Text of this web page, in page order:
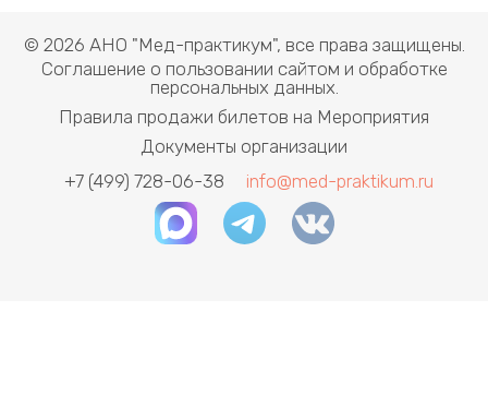
© 2026 АНО "Мед-практикум", все права защищены.
Соглашение о пользовании сайтом и обработке
персональных данных.
Правила продажи билетов на Мероприятия
Документы организации
+7 (499) 728-06-38
info@med-praktikum.ru